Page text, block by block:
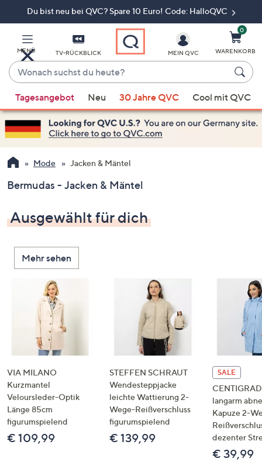
Du bist neu bei QVC? Spare 10 Euro! Code: HalloQVC
MENÜ TV-RÜCKBLICK
Wonach
suchst
du
heute?
Vorschläge
verfügbar
sind,
verwenden
Sie
Pfeiltasten
oben
und
nach
unten
oder
Geräten
nach
links
bzw.
rechts,
um
diese
anzuzeigen.
MEIN QVC
0
WARENKORB
Tagesangebot Neu 30 Jahre QVC Cool mit QVC
Mode Jacken & Mäntel
Bermudas - Jacken & Mäntel
Ausgewählt für dich
Mehr sehen
VIA MILANO
Kurzmantel
Veloursleder-Optik
Länge 85cm
figurumspielend
€ 109,99
STEFFEN SCHRAUT
Wendesteppjacke
leichte Wattierung 2-
Wege-Reißverschluss
figurumspielend
€ 139,99
SALE
langarm
Kapuze 2-
dezenter
€ 39,99